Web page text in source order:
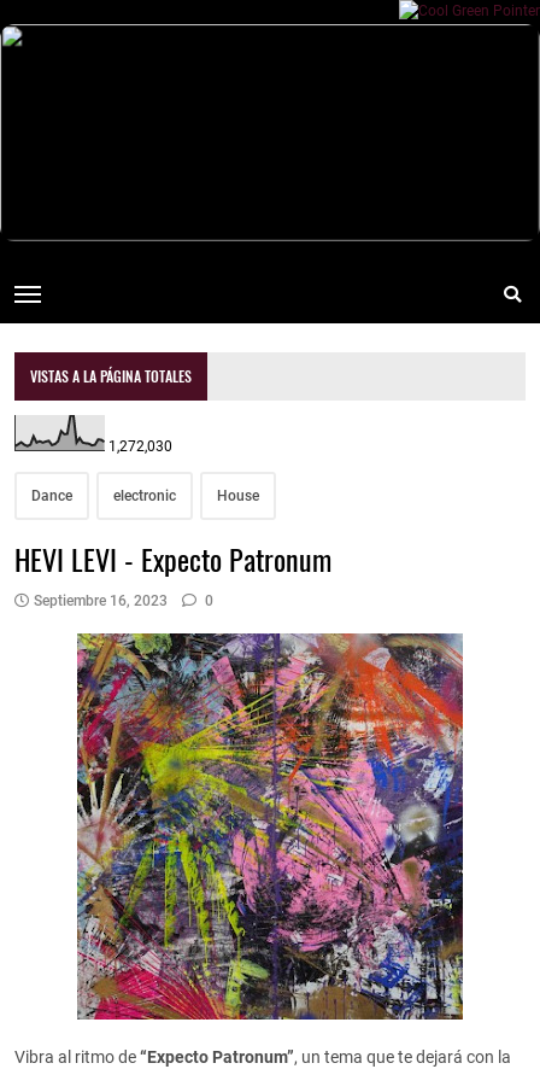
VISTAS A LA PÁGINA TOTALES
1,272,030
Dance electronic House
HEVI LEVI - Expecto Patronum
Septiembre 16, 2023 0
Vibra al ritmo de“Expecto Patronum”, un tema que te dejará con la